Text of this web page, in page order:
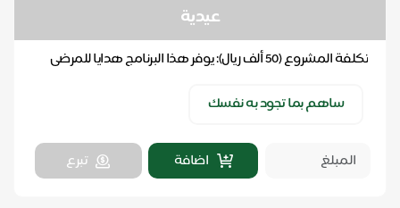
عيدية
تكلفة المشروع (50 ألف ريال): يوفر هذا البرنامج هدايا للمرضى
ساهم بما تجود به نفسك
اضافة تبرع